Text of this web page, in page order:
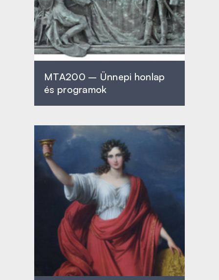
MTA200 – Ünnepi honlap
és programok